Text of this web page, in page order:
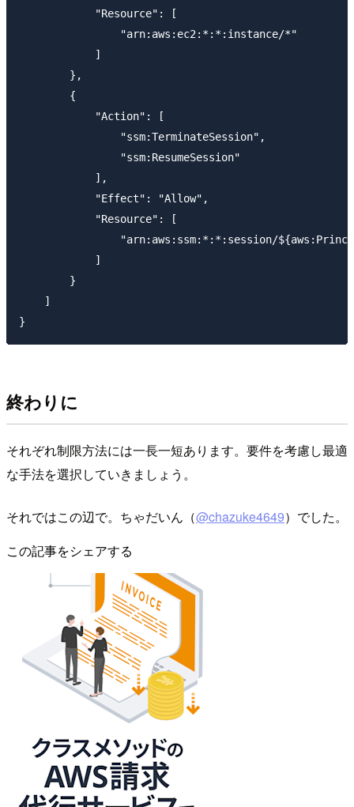
            "Resource": [
                "arn:aws:ec2:*:*:instance/*"
            ]
        },
        {
            "Action": [
                "ssm:TerminateSession",
                "ssm:ResumeSession"
            ],
            "Effect": "Allow",
            "Resource": [
"arn:aws:ssm:*:*:session/
            ]
        }
    ]
終わりに
それぞれ制限方法には一長一短あります。要件を考慮し最適
な手法を選択していきましょう。
それではこの辺で。ちゃだいん（@chazuke4649）でした。
この記事をシェアする